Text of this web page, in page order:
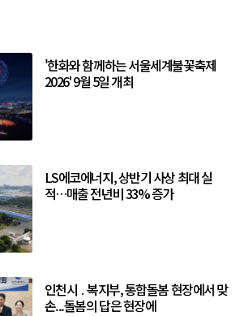
'한화와 함께하는 서울세계불꽃축제
2026' 9월 5일 개최
LS에코에너지, 상반기 사상 최대 실
적…매출 전년비 33% 증가
인천시 ․ 복지부, 통합돌봄 현장에서 맞
손...돌봄의 답은 현장에